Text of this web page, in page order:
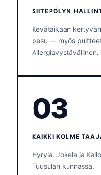
SIITEPÖLYN
Kevätaikaan
pesu — myös
Allergiavystävällinen.
03
KAIKKI KOLME
Hyrylä, Jokela ja
Tuusulan kunnassa.